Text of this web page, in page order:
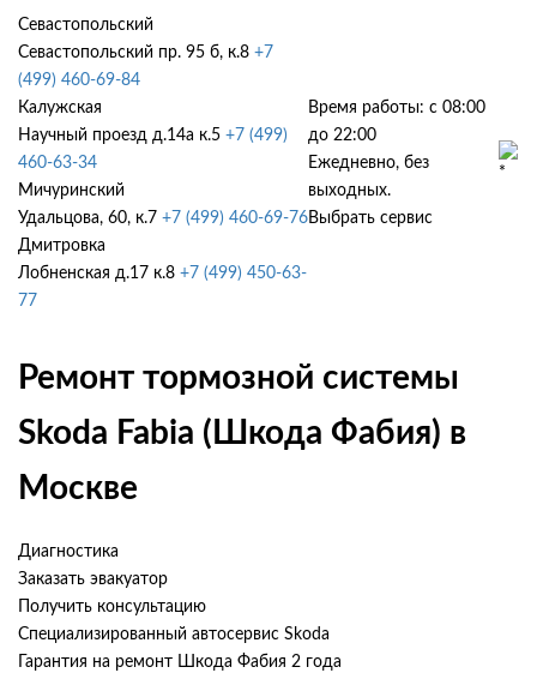
Севастопольский
Севастопольский пр. 95 б, к.8 +7
(499) 460-69-84
Калужская
Научный проезд д.14а к.5 +7 (499)
460-63-34
Мичуринский
Удальцова, 60, к.7 +7 (499) 460-69-76
Дмитровка
Лобненская д.17 к.8 +7 (499) 450-63-
77
Время работы: с 08:00
до 22:00
Ежедневно, без
выходных.
Выбрать сервис
Ремонт тормозной системы
Skoda Fabia (Шкода Фабия) в
Москве
Диагностика
Заказать эвакуатор
Получить консультацию
Специализированный автосервис Skoda
Гарантия на ремонт Шкода Фабия 2 года